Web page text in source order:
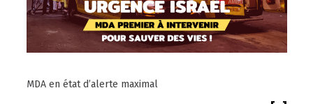
MDA en état d’alerte maximal